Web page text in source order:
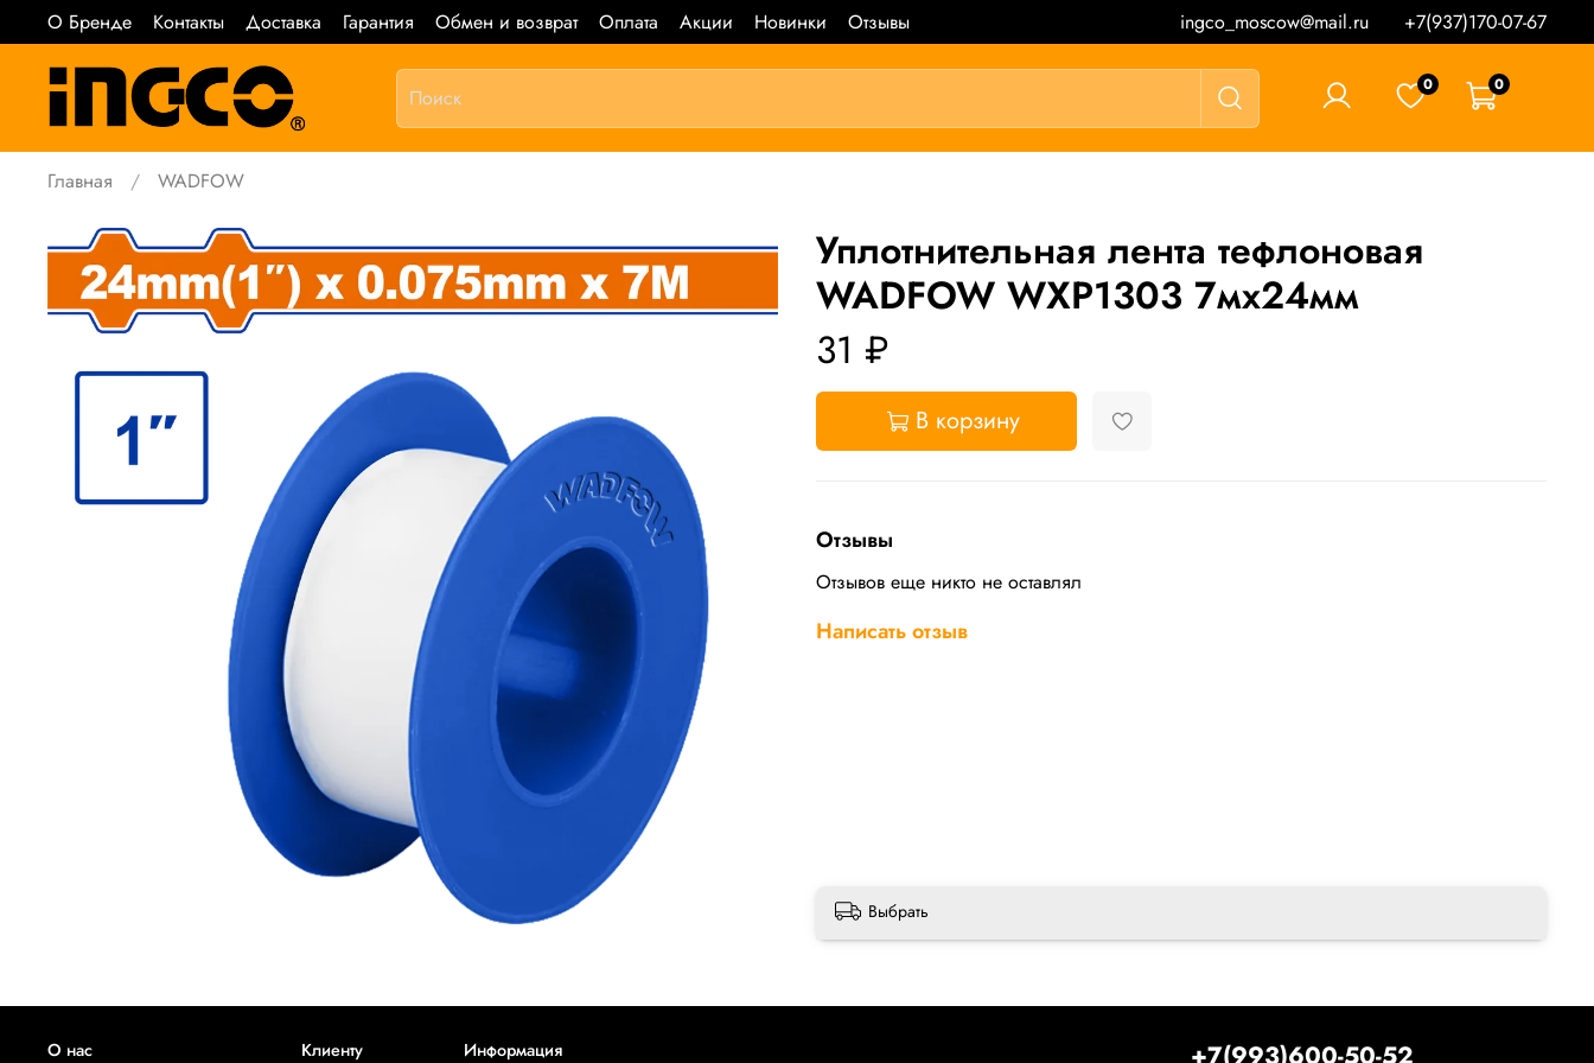
О Бренде Контакты Доставка Гарантия Обмен и возврат Оплата Акции Новинки Отзывы ingco_moscow@mail.ru +7(937)170-07-67
0 0
Главная WADFOW
Уплотнительная лента тефлоновая
WADFOW WXP1303 7мх24мм
31 ₽
В корзину
Отзывы
Отзывов еще никто не оставлял
Написать отзыв
Выбрать
О нас Клиенту Информация